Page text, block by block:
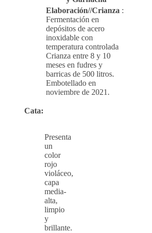
Elaboración//Crianza :
Fermentación en
depósitos de acero
inoxidable con
temperatura controlada
Crianza entre 8 y 10
meses en fudres y
barricas de 500 litros.
Embotellado en
noviembre de 2021.
Cata:
Presenta
un
color
rojo
violáceo,
capa
media-
alta,
limpio
y
brillante.